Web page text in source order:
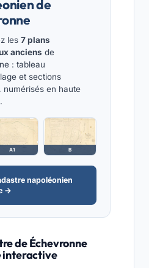
de
les 7 plans
anciens de
: tableau
et sections
numérisés en haute
A1 B
napoléonien
→
de Échevronne
interactive